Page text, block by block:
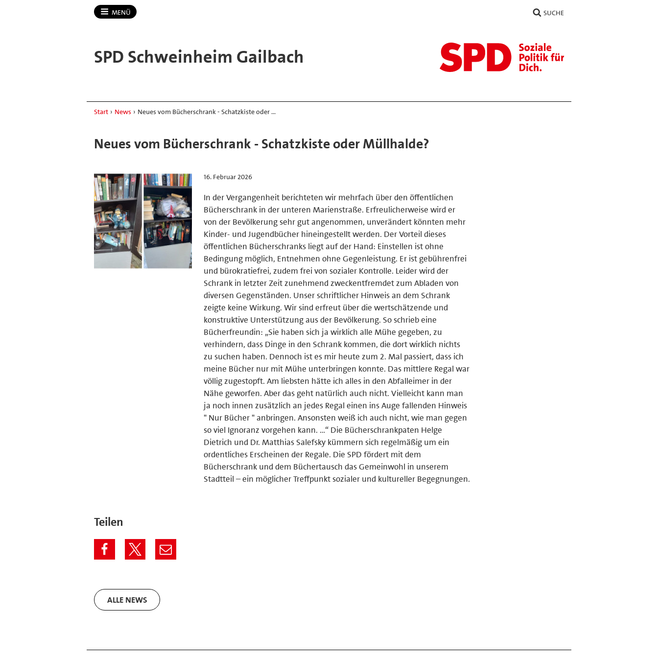
MENÜ SUCHE
SPD Schweinheim Gailbach
Start › News › Neues vom Bücherschrank - Schatzkiste oder …
Neues vom Bücherschrank - Schatzkiste oder Müllhalde?
16. Februar 2026
In der Vergangenheit berichteten wir mehrfach über den öffentlichen
Bücherschrank in der unteren Marienstraße. Erfreulicherweise wird er
von der Bevölkerung sehr gut angenommen, unverändert könnten mehr
Kinder- und Jugendbücher hineingestellt werden. Der Vorteil dieses
öffentlichen Bücherschranks liegt auf der Hand: Einstellen ist ohne
Bedingung möglich, Entnehmen ohne Gegenleistung. Er ist gebührenfrei
und bürokratiefrei, zudem frei von sozialer Kontrolle. Leider wird der
Schrank in letzter Zeit zunehmend zweckentfremdet zum Abladen von
diversen Gegenständen. Unser schriftlicher Hinweis an dem Schrank
zeigte keine Wirkung. Wir sind erfreut über die wertschätzende und
konstruktive Unterstützung aus der Bevölkerung. So schrieb eine
Bücherfreundin: „Sie haben sich ja wirklich alle Mühe gegeben, zu
verhindern, dass Dinge in den Schrank kommen, die dort wirklich nichts
zu suchen haben. Dennoch ist es mir heute zum 2. Mal passiert, dass ich
meine Bücher nur mit Mühe unterbringen konnte. Das mittlere Regal war
völlig zugestopft. Am liebsten hätte ich alles in den Abfalleimer in der
Nähe geworfen. Aber das geht natürlich auch nicht. Vielleicht kann man
ja noch innen zusätzlich an jedes Regal einen ins Auge fallenden Hinweis
" Nur Bücher " anbringen. Ansonsten weiß ich auch nicht, wie man gegen
so viel Ignoranz vorgehen kann. …“ Die Bücherschrankpaten Helge
Dietrich und Dr. Matthias Salefsky kümmern sich regelmäßig um ein
ordentliches Erscheinen der Regale. Die SPD fördert mit dem
Bücherschrank und dem Büchertausch das Gemeinwohl in unserem
Stadtteil – ein möglicher Treffpunkt sozialer und kultureller Begegnungen.
Teilen
ALLE NEWS